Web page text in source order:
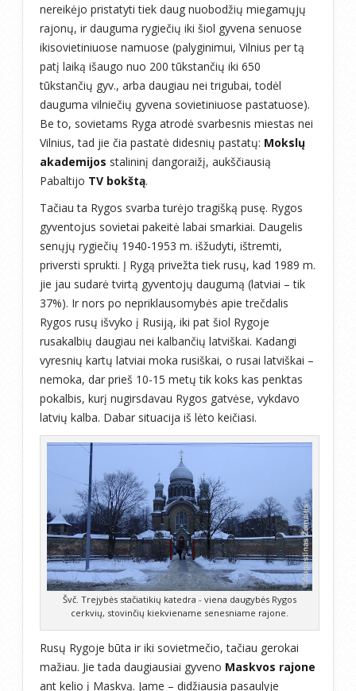
nereikėjo pristatyti tiek daug nuobodžių miegamųjų
rajonų, ir dauguma rygiečių iki šiol gyvena senuose
ikisovietiniuose namuose (palyginimui, Vilnius per tą
patį laiką išaugo nuo 200 tūkstančių iki 650
tūkstančių gyv., arba daugiau nei trigubai, todėl
dauguma vilniečių gyvena sovietiniuose pastatuose).
Be to, sovietams Ryga atrodė svarbesnis miestas nei
Vilnius, tad jie čia pastatė didesnių pastatų: Mokslų
akademijos stalininį dangoraižį, aukščiausią
Pabaltijo TV bokštą.
Tačiau ta Rygos svarba turėjo tragišką pusę. Rygos
gyventojus sovietai pakeitė labai smarkiai. Daugelis
senųjų rygiečių 1940-1953 m. išžudyti, ištremti,
priversti sprukti. Į Rygą privežta tiek rusų, kad 1989 m.
jie jau sudarė tvirtą gyventojų daugumą (latviai – tik
37%). Ir nors po nepriklausomybės apie trečdalis
Rygos rusų išvyko į Rusiją, iki pat šiol Rygoje
rusakalbių daugiau nei kalbančių latviškai. Kadangi
vyresnių kartų latviai moka rusiškai, o rusai latviškai –
nemoka, dar prieš 10-15 metų tik koks kas penktas
pokalbis, kurį nugirsdavau Rygos gatvėse, vykdavo
latvių kalba. Dabar situacija iš lėto keičiasi.
Švč. Trejybės stačiatikių katedra - viena daugybės Rygos
cerkvių, stovinčių kiekviename senesniame rajone.
Rusų Rygoje būta ir iki sovietmečio, tačiau gerokai
mažiau. Jie tada daugiausiai gyveno Maskvos rajone
ant kelio į Maskvą. Jame – didžiausia pasaulyje